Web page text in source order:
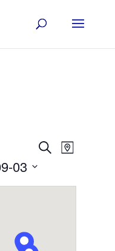
Events
Search
Views
SearchEvent
Views
Map
03